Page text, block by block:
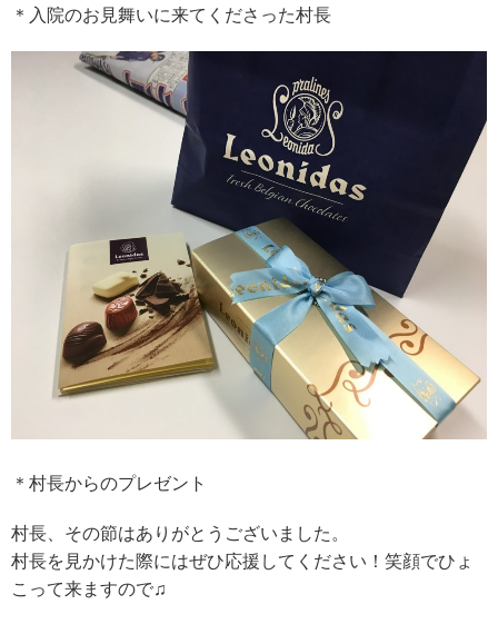
＊入院のお見舞いに来てくださった村長
＊村長からのプレゼント
村長、その節はありがとうございました。
村長を見かけた際にはぜひ応援してください！笑顔でひょ
こって来ますので♫